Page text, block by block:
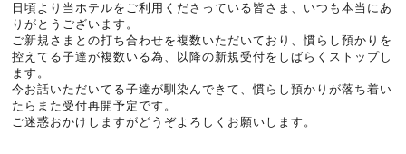
日頃より当ホテルをご利用くださっている皆さま、いつも本当にあ
りがとうございます。
ご新規さまとの打ち合わせを複数いただいており、慣らし預かりを
控えてる子達が複数いる為、以降の新規受付をしばらくストップし
ます。
今お話いただいてる子達が馴染んできて、慣らし預かりが落ち着い
たらまた受付再開予定です。
ご迷惑おかけしますがどうぞよろしくお願いします。